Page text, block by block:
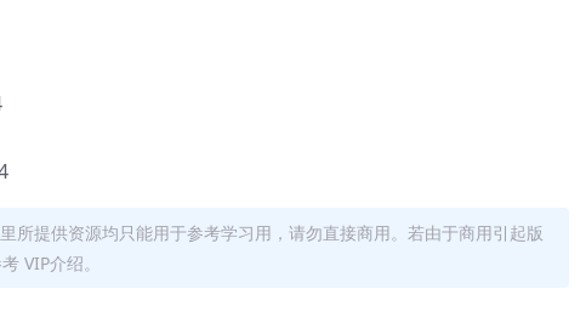
所提供资源均只能用于参考学习用，请勿直接商用。若由于商用引起版
VIP介绍。